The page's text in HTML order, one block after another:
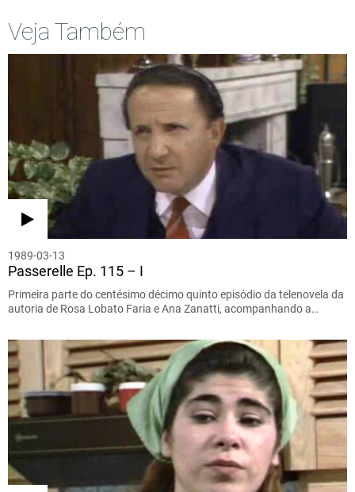
Veja Também
1989-03-13
Passerelle Ep. 115 – I
Primeira parte do centésimo décimo quinto episódio da telenovela da
autoria de Rosa Lobato Faria e Ana Zanatti, acompanhando a…